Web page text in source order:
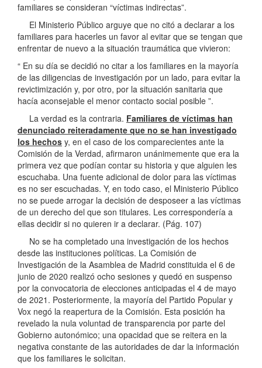
familiares se consideran “víctimas indirectas”.
El Ministerio Público arguye que no citó a declarar a los
familiares para hacerles un favor al evitar que se tengan que
enfrentar de nuevo a la situación traumática que vivieron:
“ En su día se decidió no citar a los familiares en la mayoría
de las diligencias de investigación por un lado, para evitar la
revictimización y, por otro, por la situación sanitaria que
hacía aconsejable el menor contacto social posible ”.
La verdad es la contraria. Familiares de víctimas han
denunciado reiteradamente que no se han investigado
los hechos y, en el caso de los comparecientes ante la
Comisión de la Verdad, afirmaron unánimemente que era la
primera vez que podían contar su historia y que alguien les
escuchaba. Una fuente adicional de dolor para las víctimas
es no ser escuchadas. Y, en todo caso, el Ministerio Público
no se puede arrogar la decisión de desposeer a las víctimas
de un derecho del que son titulares. Les correspondería a
ellas decidir si no quieren ir a declarar. (Pág. 107)
No se ha completado una investigación de los hechos
desde las instituciones políticas. La Comisión de
Investigación de la Asamblea de Madrid constituida el 6 de
junio de 2020 realizó ocho sesiones y quedó en suspenso
por la convocatoria de elecciones anticipadas el 4 de mayo
de 2021. Posteriormente, la mayoría del Partido Popular y
Vox negó la reapertura de la Comisión. Esta posición ha
revelado la nula voluntad de transparencia por parte del
Gobierno autonómico; una opacidad que se reitera en la
negativa constante de las autoridades de dar la información
que los familiares le solicitan.